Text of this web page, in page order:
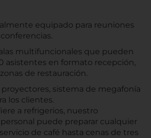
equipado para reuniones
multifuncionales que pueden
asistentes en formato recepción,
de restauración.
sistema de megafonía
los clientes.
a refrigerios, nuestro
puede preparar cualquier
de café hasta cenas de tres